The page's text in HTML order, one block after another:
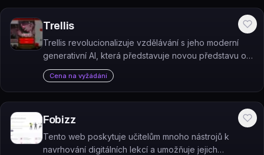
Trellis
Trellis revolucionalizuje vzdělávání s jeho moderní
generativní AI, která představuje novou představu o
tom, co mohou knihy být.
Cena na vyžádání
Fobizz
Tento web poskytuje učitelům mnoho nástrojů k
navrhování digitálních lekcí a umožňuje jejich